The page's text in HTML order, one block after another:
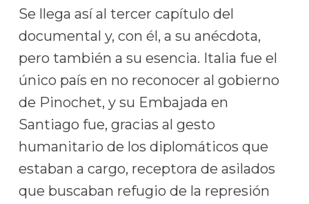
Se llega así al tercer capítulo del
documental y, con él, a su anécdota,
pero también a su esencia. Italia fue el
único país en no reconocer al gobierno
de Pinochet, y su Embajada en
Santiago fue, gracias al gesto
humanitario de los diplomáticos que
estaban a cargo, receptora de asilados
que buscaban refugio de la represión